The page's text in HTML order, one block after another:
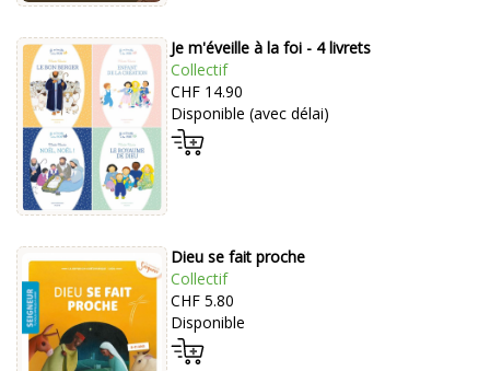
Je m'éveille à la foi - 4 livrets
Collectif
CHF 14.90
Disponible (avec délai)
Dieu se fait proche
Collectif
CHF 5.80
Disponible